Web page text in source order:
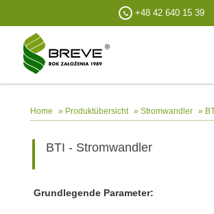
+48 42 640 15 39
Home » Produktübersicht » Stromwandler »
BTI - Stromwandler
Grundlegende Parameter: